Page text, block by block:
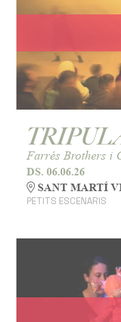
Farrés Brothers i
DS. 06.06.26
SANT MARTÍ
PETITS ESCENARIS